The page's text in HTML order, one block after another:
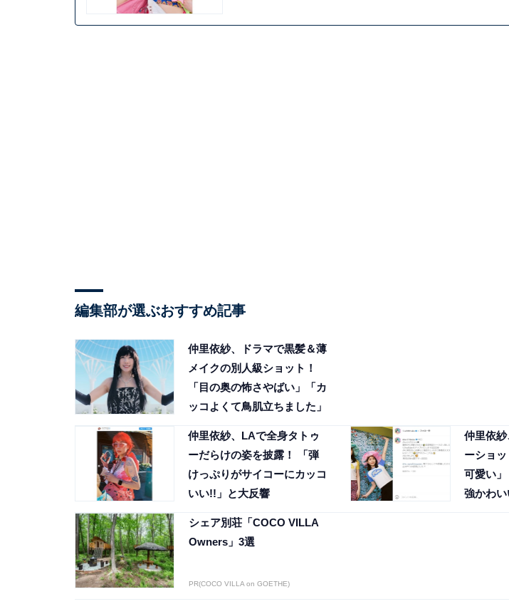
編集部が選ぶおすすめ記事
仲里依紗、ドラマで黒髪＆薄
メイクの別人級ショット！
「目の奥の怖さやばい」「カ
ッコよくて鳥肌立ちました」
仲里依紗、LAで全身タトゥ
ーだらけの姿を披露！ 「弾
けっぷりがサイコーにカッコ
いい!!」と大反響
仲里依
ーショ
可愛い
強かわ
シェア別荘「COCO VILLA
Owners」3選
PR(COCO VILLA on GOETHE)